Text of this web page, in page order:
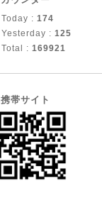
Today : 174
Yesterday : 125
Total : 169921
携帯サイト